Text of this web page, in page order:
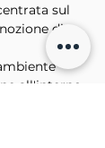
sul
di
all'interno